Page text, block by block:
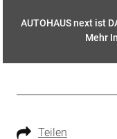
AUTOHAUS next ist
Mehr
Teilen